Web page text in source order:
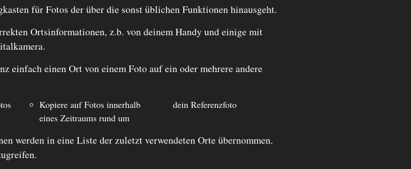
für Fotos der über die sonst üblichen Funktionen hinausgeht.
Ortsinformationen, z.b. von deinem Handy und einige mit
einfach einen Ort von einem Foto auf ein oder mehrere andere
Kopiere auf Fotos innerhalb
eines Zeitraums rund um
dein Referenzfoto
werden in eine Liste der zuletzt verwendeten Orte übernommen.